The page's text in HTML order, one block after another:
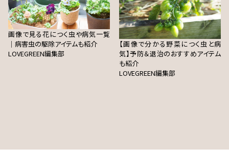
画像で見る花につく虫や病気一覧
｜病害虫の駆除アイテムも紹介
LOVEGREEN編集部
【画像で分かる野菜につく虫と病
気】予防＆退治のおすすめアイテム
も紹介
LOVEGREEN編集部